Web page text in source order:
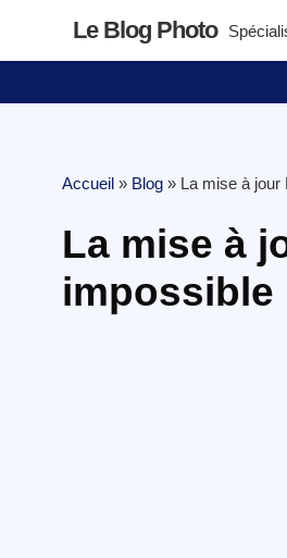
Le Blog Photo
Accueil » Blog » La mise à jour
La mise à
impossible